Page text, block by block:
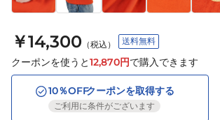
￥14,300 （税込） 送料無料
クーポンを使うと12,870円で購入できます
10％OFFクーポンを取得する
ご利用に条件がございます